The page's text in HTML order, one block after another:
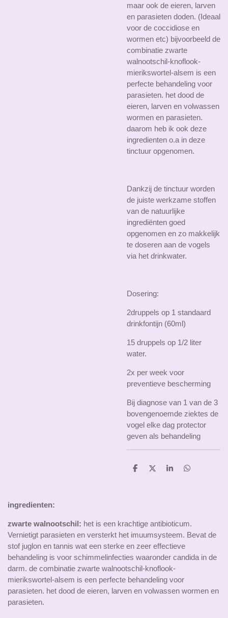
maar ook de eieren, larven
en parasieten doden. (Ideaal
voor de coccidiose en
wormen etc) bijvoorbeeld de
combinatie zwarte
walnootschil-knoflook-
mierikswortel-alsem is een
perfecte behandeling voor
parasieten. het dood de
eieren, larven en volwassen
wormen en parasieten.
daarom heb ik ook deze
ingredienten o.a in deze
tinctuur opgenomen.
Dankzij de tinctuur worden
de juiste werkzame stoffen
van de natuurlijke
ingrediënten goed
opgenomen en zo makkelijk
te doseren aan de vogels
via het drinkwater.
Dosering:
2druppels op 1 standaard
drinkfontijn (60ml)
15 druppels op 1/2 liter
water.
2x per week voor
preventieve bescherming
Bij diagnose van 1 van de 3
bovengenoemde ziektes de
vogel elke dag protector
geven als behandeling
D
D
S
D
ingredienten:
zwarte walnootschil: het is een krachtige antibioticum.
Vernietigt parasieten en versterkt het imuumsysteem. Bevat de
stof juglon en tannis wat een sterke en zeer effectieve
behandeling is voor schimmelinfecties waaronder candida in de
darm. de combinatie zwarte walnootschil-knoflook-
mierikswortel-alsem is een perfecte behandeling voor
parasieten. het dood de eieren, larven en volwassen wormen en
parasieten.